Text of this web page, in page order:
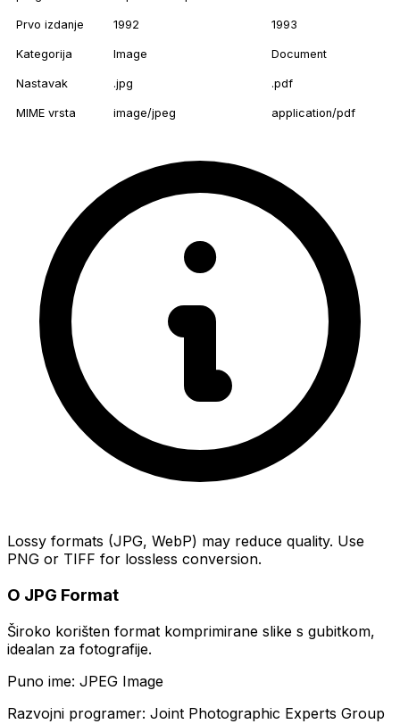
Prvo izdanje 1992 1993
Kategorija Image Document
Nastavak .jpg .pdf
MIME vrsta image/jpeg application/pdf
Lossy formats (JPG, WebP) may reduce quality. Use
PNG or TIFF for lossless conversion.
O JPG Format
Široko korišten format komprimirane slike s gubitkom,
idealan za fotografije.
Puno ime: JPEG Image
Razvojni programer: Joint Photographic Experts Group